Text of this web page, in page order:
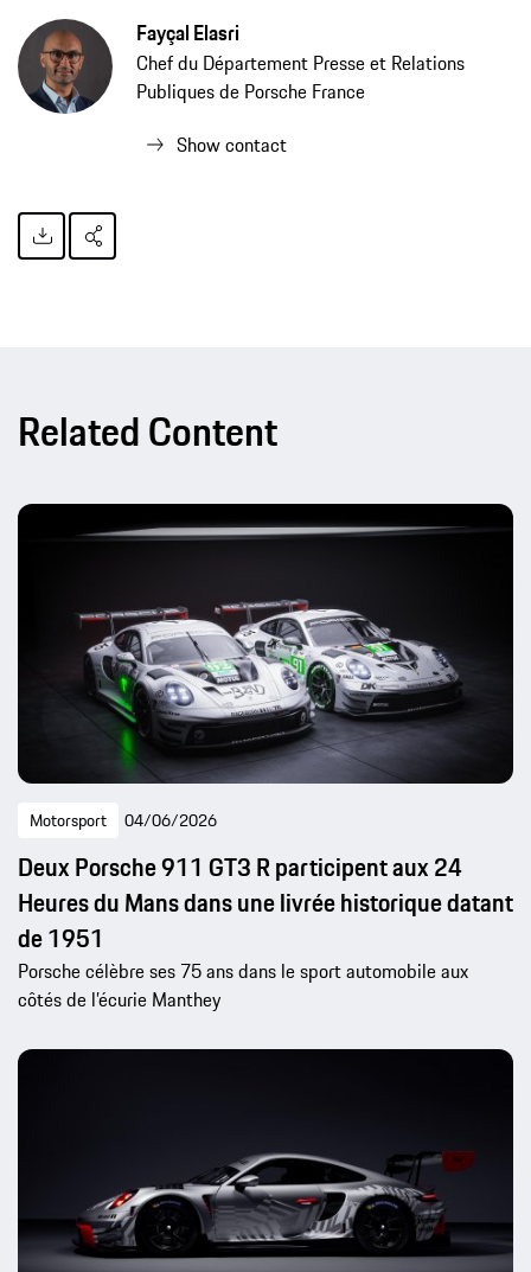
Fayçal Elasri
Chef du Département Presse et Relations
Publiques de Porsche France
Show contact
Related Content
Motorsport 04/06/2026
Deux Porsche 911 GT3 R participent aux 24
Heures du Mans dans une livrée historique datant
de 1951
Porsche célèbre ses 75 ans dans le sport automobile aux
côtés de l’écurie Manthey